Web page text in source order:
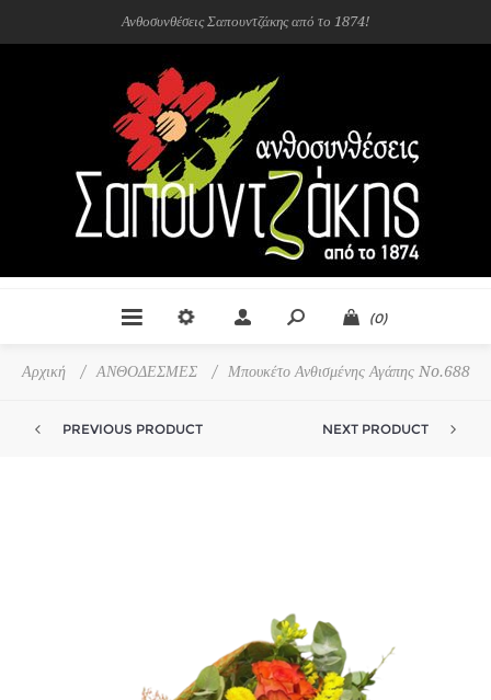
Ανθοσυνθέσεις Σαπουντζάκης από το 1874!
(0)
Αρχική / ΑΝΘΟΔΕΣΜΕΣ / Μπουκέτο Ανθισμένης Αγάπης No.688
PREVIOUS PRODUCT NEXT PRODUCT